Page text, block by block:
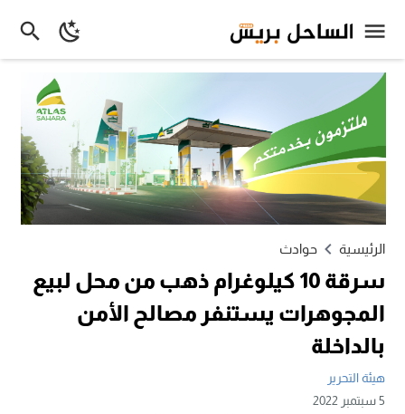
الرئيسية حوادث
سرقة 10 كيلوغرام ذهب من محل لبيع
المجوهرات يستنفر مصالح الأمن
بالداخلة
هيئة التحرير
5 سبتمبر 2022